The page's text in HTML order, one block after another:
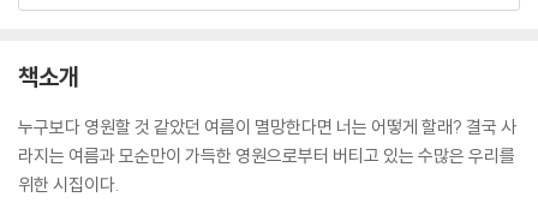
책소개
누구보다 영원할 것 같았던 여름이 멸망한다면 너는 어떻게 할래? 결국 사
라지는 여름과 모순만이 가득한 영원으로부터 버티고 있는 수많은 우리를
위한 시집이다.